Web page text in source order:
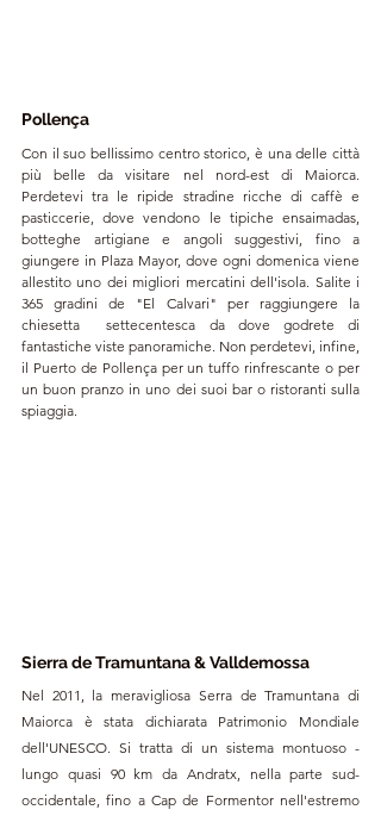
Pollença
Con il suo bellissimo centro storico, è una delle città
più belle da visitare nel nord-est di Maiorca.
Perdetevi tra le ripide stradine ricche di caffè e
pasticcerie, dove vendono le tipiche ensaimadas,
botteghe artigiane e angoli suggestivi, fino a
giungere in Plaza Mayor, dove ogni domenica viene
allestito uno dei migliori mercatini dell'isola. Salite i
365 gradini de "El Calvari" per raggiungere la
chiesetta  settecentesca da dove godrete di
fantastiche viste panoramiche. Non perdetevi, infine,
il Puerto de Pollença per un tuffo rinfrescante o per
un buon pranzo in uno dei suoi bar o ristoranti sulla
spiaggia.
Sierra de Tramuntana & Valldemossa
Nel 2011, la meravigliosa Serra de Tramuntana di
Maiorca è stata dichiarata Patrimonio Mondiale
dell'UNESCO. Si tratta di un sistema montuoso -
lungo quasi 90 km da Andratx, nella parte sud-
occidentale, fino a Cap de Formentor nell'estremo